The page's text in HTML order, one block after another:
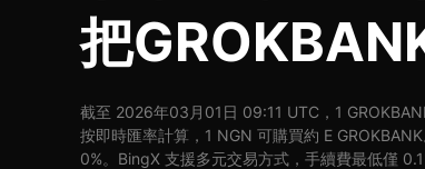
把
截至 2026年03月01日 09:11 UTC，1
按即時匯率計算，1 NGN 可購買約 E
0%。BingX 支援多元交易方式，手續費最低僅